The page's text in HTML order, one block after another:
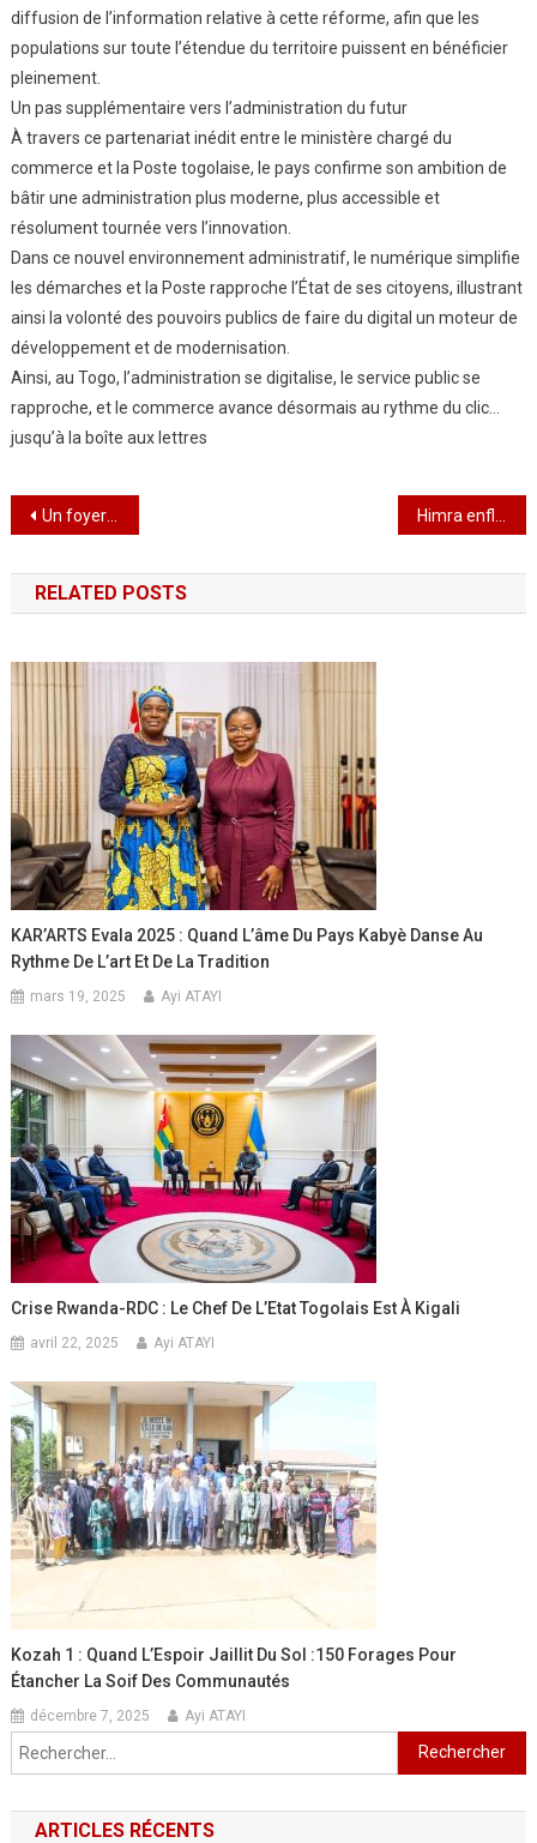
diffusion de l’information relative à cette réforme, afin que les
populations sur toute l’étendue du territoire puissent en bénéficier
pleinement.
Un pas supplémentaire vers l’administration du futur
À travers ce partenariat inédit entre le ministère chargé du
commerce et la Poste togolaise, le pays confirme son ambition de
bâtir une administration plus moderne, plus accessible et
résolument tournée vers l’innovation.
Dans ce nouvel environnement administratif, le numérique simplifie
les démarches et la Poste rapproche l’État de ses citoyens, illustrant
ainsi la volonté des pouvoirs publics de faire du digital un moteur de
développement et de modernisation.
Ainsi, au Togo, l’administration se digitalise, le service public se
rapproche, et le commerce avance désormais au rythme du clic…
jusqu’à la boîte aux lettres
Navigation
de
l’article
Un foyer pour l’espoir : la MAED lance un appel aux cœurs et aux consciences
RELATED POSTS
KAR’ARTS Evala 2025 : Quand L’âme Du Pays Kabyè Danse Au
Rythme De L’art Et De La Tradition
mars 19, 2025 Ayi ATAYI
Crise Rwanda-RDC : Le Chef De L’Etat Togolais Est À Kigali
avril 22, 2025 Ayi ATAYI
Kozah 1 : Quand L’Espoir Jaillit Du Sol :150 Forages Pour
Étancher La Soif Des Communautés
décembre 7, 2025 Ayi ATAYI
Rechercher :
ARTICLES RÉCENTS